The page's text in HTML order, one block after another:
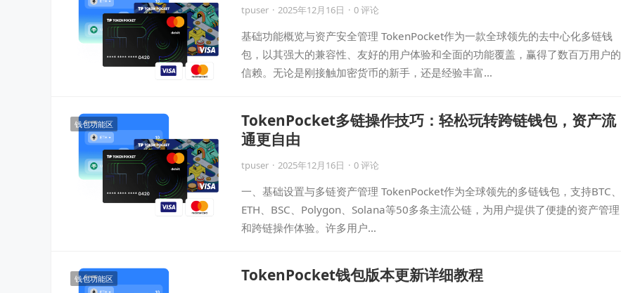
tpuser · 2025年12月16日 · 0 评论
基础功能概览与资产安全管理 TokenPocket作为一款全球领先的去中心化多链钱
包，以其强大的兼容性、友好的用户体验和全面的功能覆盖，赢得了数百万用户的
信赖。无论是刚接触加密货币的新手，还是经验丰富…
钱包功能区
TokenPocket多链操作技巧：轻松玩转跨链钱包，资产流
通更自由
tpuser · 2025年12月16日 · 0 评论
一、基础设置与多链资产管理 TokenPocket作为全球领先的多链钱包，支持BTC、
ETH、BSC、Polygon、Solana等50多条主流公链，为用户提供了便捷的资产管理
和跨链操作体验。许多用户…
钱包功能区 TokenPocket钱包版本更新详细教程